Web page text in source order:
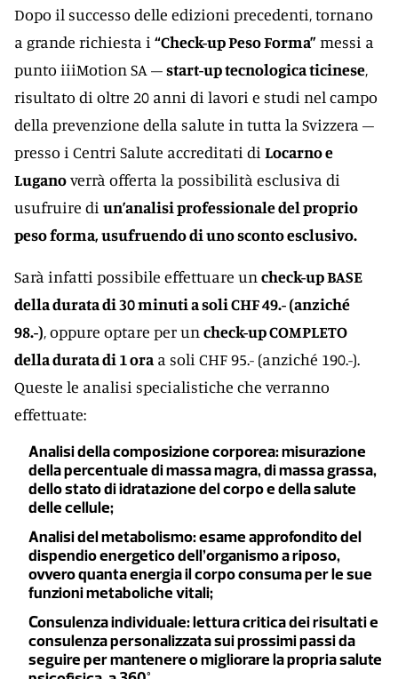
Dopo il successo delle edizioni precedenti, tornano
a grande richiesta i “Check-up Peso Forma”messi a
punto iiiMotion SA –start-up tecnologica ticinese,
risultato di oltre 20 anni di lavori e studi nel campo
della prevenzione della salute in tutta la Svizzera –
presso i Centri Salute accreditati di Locarno e
Luganoverrà offerta la possibilità esclusiva di
usufruire di un’analisi professionale del proprio
peso forma, usufruendo di uno sconto esclusivo.
Sarà infatti possibile effettuare un check-up BASE
della durata di 30 minuti a soli CHF 49.- (anziché
98.-), oppure optare per un check-up COMPLETO
della durata di 1 ora a soli CHF 95.- (anziché 190.-).
Queste le analisi specialistiche che verranno
effettuate:
Analisi della composizione corporea: misurazione
della percentuale di massa magra, di massa grassa,
dello stato di idratazione del corpo e della salute
delle cellule;
Analisi del metabolismo: esame approfondito del
dispendio energetico dell’organismo a riposo,
ovvero quanta energia il corpo consuma per le sue
funzioni metaboliche vitali;
Consulenza individuale: lettura critica dei risultati e
consulenza personalizzata sui prossimi passi da
seguire per mantenere o migliorare la propria salute